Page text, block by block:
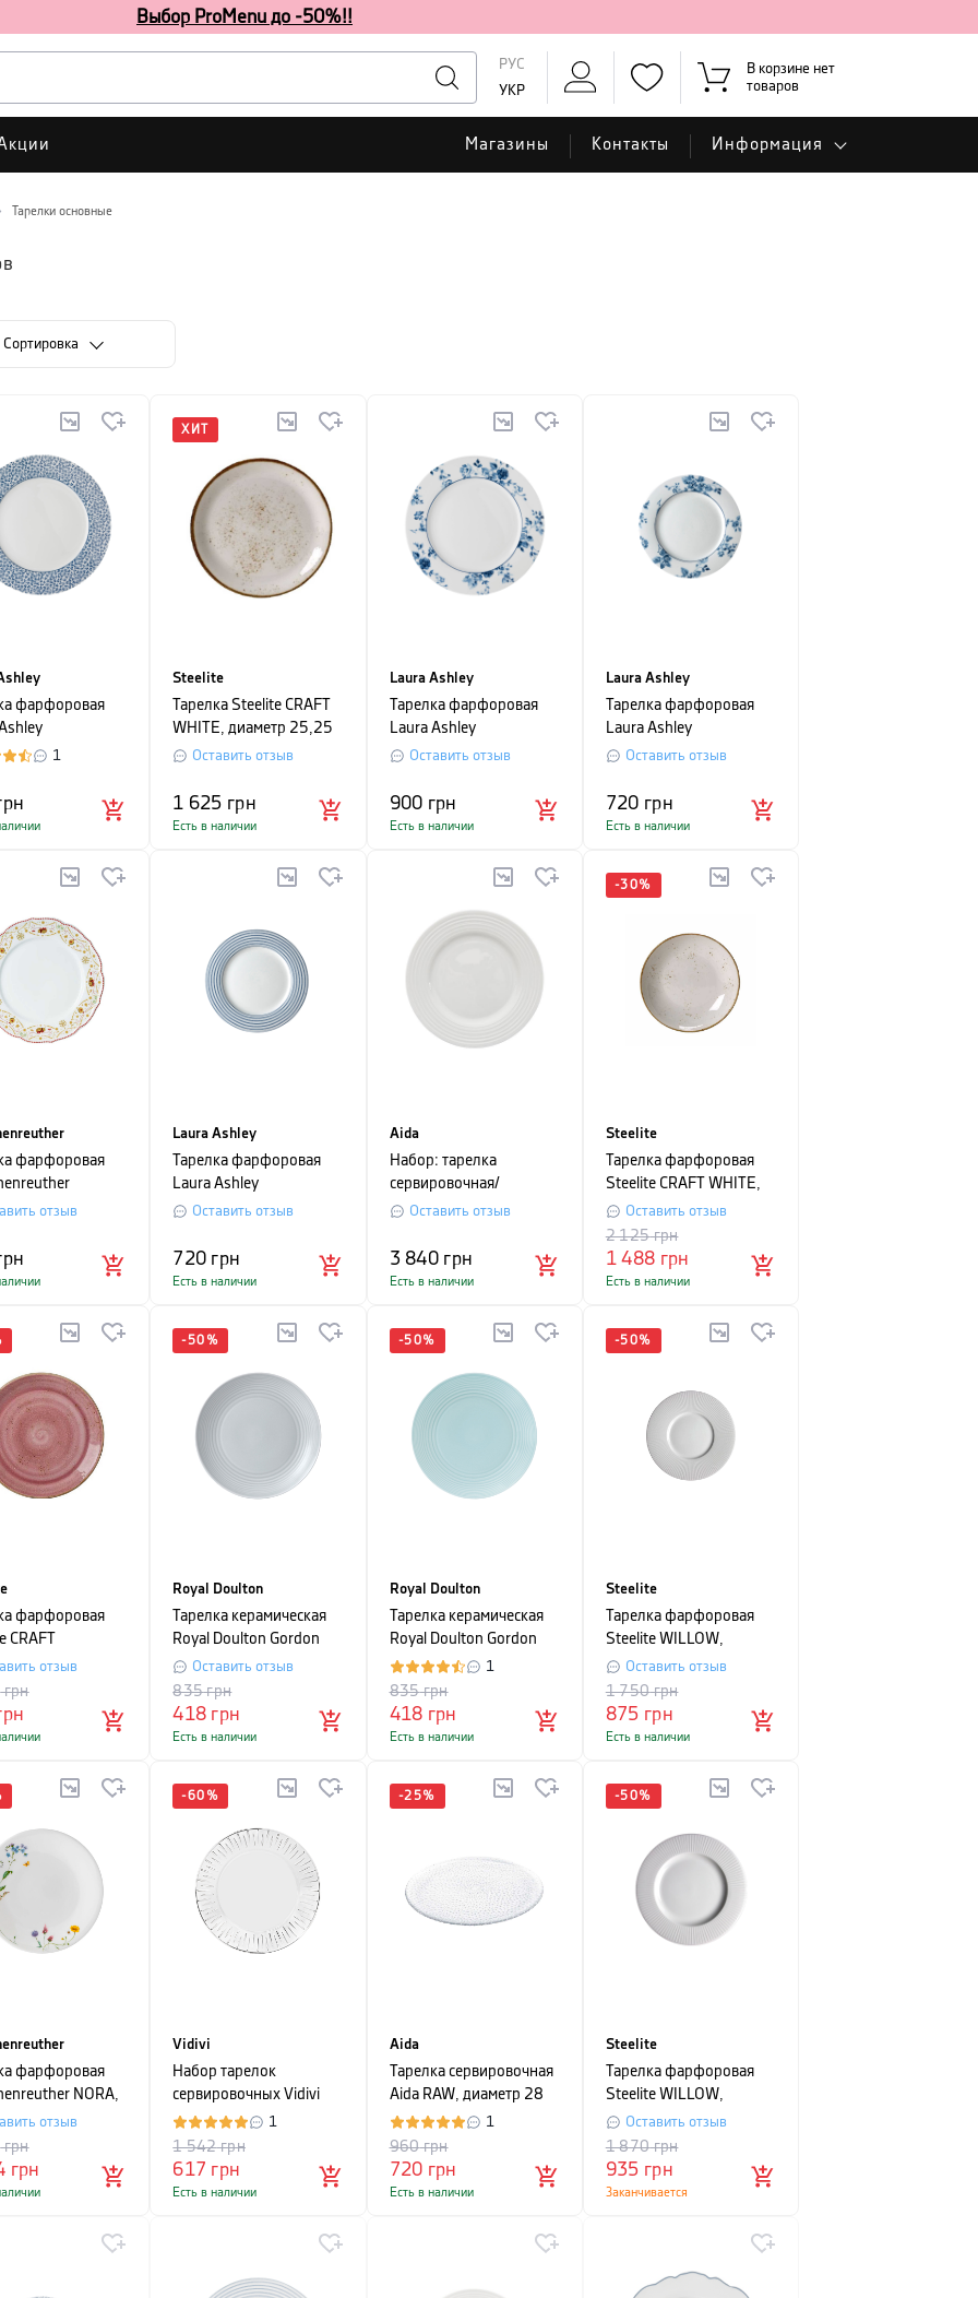
Выбор ProMenu до -50%!!
РУС
УКР
В корзине нет
товаров
Магазины Контакты Информация
Тарелки основные
Cортировка
фарфоровая
26 см,
1
ХИТ
Steelite
Тарелка Steelite CRAFT
WHITE, диаметр 25,25
см, белый
Оставить отзыв
1 625 грн
Есть в наличии
Laura Ashley
Тарелка фарфоровая
Laura Ashley
BLUEPRINT, 26 см,
Оставить отзыв
900 грн
Есть в наличии
Laura Ashley
Тарелка фарфоровая
Laura Ashley
BLUEPRINT, 23 см,
Оставить отзыв
720 грн
Есть в наличии
фарфоровая
LOVE,
отзыв
Laura Ashley
Тарелка фарфоровая
Laura Ashley
BLUEPRINT, 23 см,
Оставить отзыв
720 грн
Есть в наличии
Aida
Набор: тарелка
сервировочная/
подстановочная Aida
белый
Оставить отзыв
3 840 грн
Есть в наличии
-30%
Steelite
Тарелка фарфоровая
Steelite CRAFT WHITE,
диаметр 30 см, белая
Оставить отзыв
1 488 грн
2 125грн
Есть в наличии
фарфоровая
CRAFT
диаметр
отзыв
грн
-50 %
Royal Doulton
Тарелка керамическая
Royal Doulton Gordon
Ramsay MAZE, диаметр
28 см, светло-серый
Оставить отзыв
418 грн
835грн
Есть в наличии
-50%
Royal Doulton
Тарелка керамическая
Royal Doulton Gordon
Ramsay MAZE, диаметр
28 см, голубой
1
418 грн
835грн
Есть в наличии
-50%
Steelite
Тарелка фарфоровая
Steelite WILLOW,
диаметр 28,5 см, белый
Оставить отзыв
875 грн
1 750грн
Есть в наличии
фарфоровая
NORA,
27 см, белый с
отзыв
грн
грн
-60 %
Vidivi
Набор тарелок
сервировочных Vidivi
MURANO, диаметр 32
см, прозрачный, 2 шт
1
617 грн
1 542грн
Есть в наличии
-25%
Aida
Тарелка сервировочная
Aida RAW, диаметр 28
см, прозрачный1
720 грн
960грн
Есть в наличии
-50%
Steelite
Тарелка фарфоровая
Steelite WILLOW,
диаметр 30 см, белая
(9117C1180)
Оставить отзыв
935 грн
1 870грн
Заканчивается